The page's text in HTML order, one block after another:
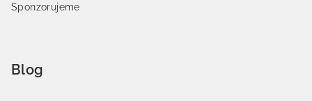
Sponzorujeme
Blog